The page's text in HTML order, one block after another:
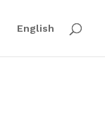
English